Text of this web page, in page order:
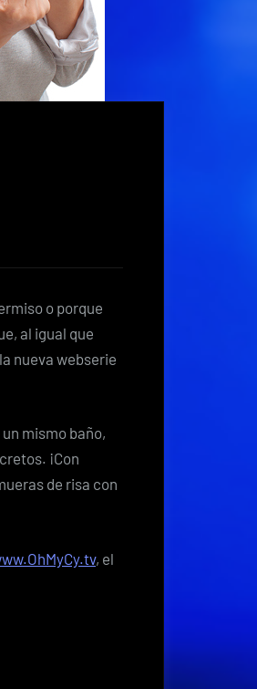
o porque
al igual que
la nueva webserie
mismo baño,
¡Con
de risa con
, el